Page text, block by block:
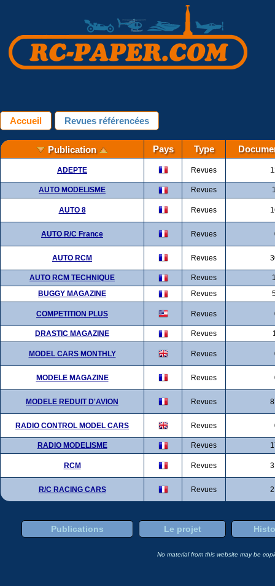
Accueil Revues référencées
Publication Pays Type
ADEPTE Revues
AUTO MODELISME Revues
AUTO 8 Revues
AUTO R/C France Revues
AUTO RCM Revues
AUTO RCM TECHNIQUE Revues
BUGGY MAGAZINE
Revues
COMPETITION PLUS Revues
DRASTIC MAGAZINE Revues
MODEL CARS MONTHLY Revues
MODELE MAGAZINE Revues
MODELE REDUIT D'AVION Revues
RADIO CONTROL MODEL CARS Revues
RADIO MODELISME Revues
RCM Revues
R/C RACING CARS Revues
Publications Le projet
No material from this website may be